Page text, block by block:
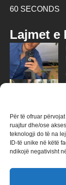
Për të ofruar
ruajtur dhe/ose
teknologji do të na
ID-të unike në këtë
ndikojë negativisht
60 SECONDS
Lajmet e
Follow Us
258k